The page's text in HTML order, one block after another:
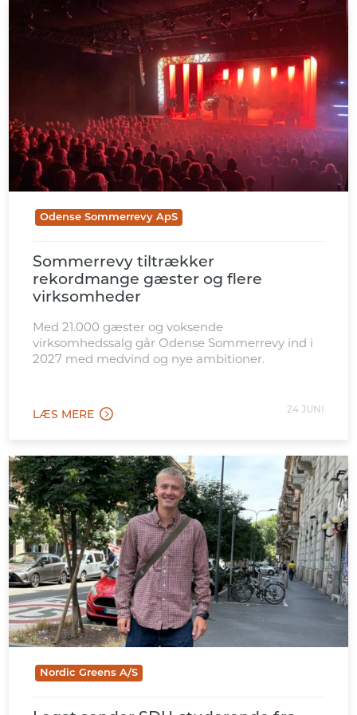
Odense Sommerrevy ApS
Sommerrevy tiltrækker
rekordmange gæster og flere
virksomheder
Med 21.000 gæster og voksende
virksomhedssalg går Odense Sommerrevy ind i
2027 med medvind og nye ambitioner.
LÆS MERE 24 JUNI
Nordic Greens A/S